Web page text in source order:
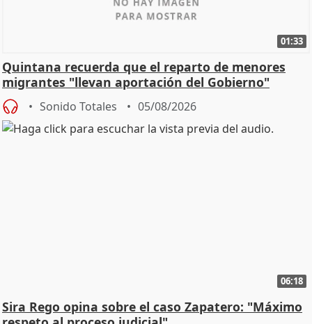
01:33
Quintana recuerda que el reparto de menores
migrantes "llevan aportación del Gobierno"
central
Sonido Totales 05/08/2026
06:18
Sira Rego opina sobre el caso Zapatero: "Máximo